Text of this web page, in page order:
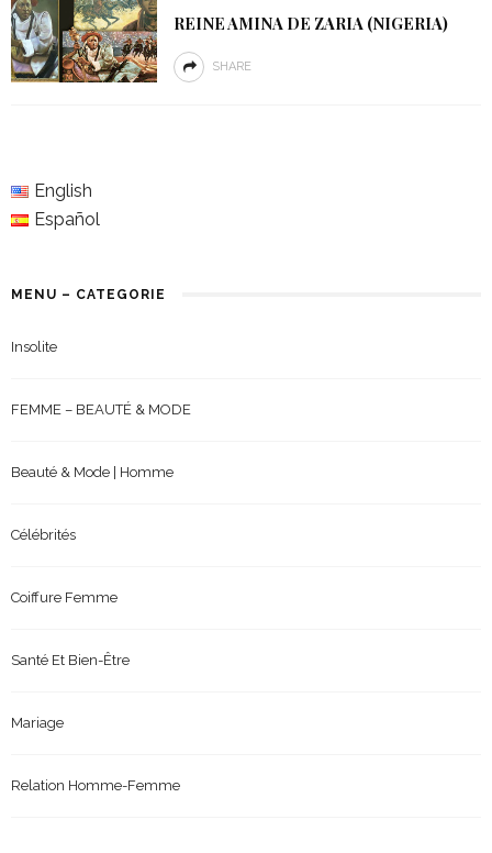
REINE AMINA DE ZARIA (NIGERIA)
SHARE
English
Español
MENU – CATEGORIE
Insolite
FEMME – BEAUTÉ & MODE
Beauté & Mode | Homme
Célébrités
Coiffure Femme
Santé Et Bien-Être
Mariage
Relation Homme-Femme